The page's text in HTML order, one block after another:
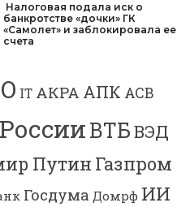
Налоговая подала иск о
банкротстве «дочки» ГК
«Самолет» и заблокировала ее
счета
IT АКРА АПК АСВ
ВТБВЭД
Путин Газпром
Госдума Домрф ИИ